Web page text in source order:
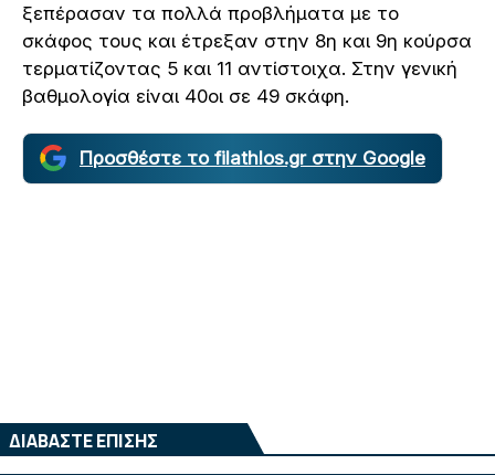
ξεπέρασαν τα πολλά προβλήματα με το
σκάφος τους και έτρεξαν στην 8η και 9η κούρσα
τερματίζοντας 5 και 11 αντίστοιχα. Στην γενική
βαθμολογία είναι 40οι σε 49 σκάφη.
Προσθέστε το filathlos.gr στην Google
ΔΙΑΒΑΣΤΕ ΕΠΙΣΗΣ